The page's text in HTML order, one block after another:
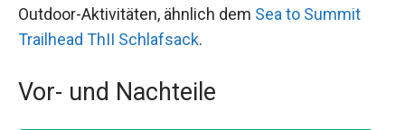
Outdoor-Aktivitäten, ähnlich dem Sea to Summit
Trailhead ThII Schlafsack.
Vor- und Nachteile